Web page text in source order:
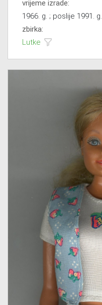
vrijeme izrade:
1966. g. ; poslije 1991. g.
zbirka:
Lutke